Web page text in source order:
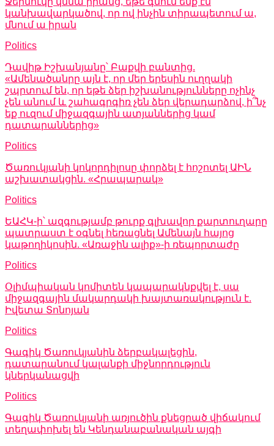
կանխավարկածով, որ ով ինչին տիրապետում ա,
մնում ա իրան
Politics
Դավիթ Իշխանյանը՝ Բաքվի բանտից.
«Ամենածանրը այն է, որ մեր երեսին ուղղակի
շպրտում են, որ եթե ձեր իշխանությունները ոչինչ
չեն անում և շահագրգիռ չեն ձեր վերադարձով, ի՞նչ
եք ուզում միջազգային ատյաններից կամ
դատարաններից»
Politics
Ծառուկյանի կոկորդիլոսը փորձել է հոշոտել ԱԻՆ
աշխատակցին. «Հրապարակ»
Politics
ԵԱՀԿ-ի՝ ազգությամբ թուրք գլխավոր քարտուղարը
պատրաստ է օգնել հեռացնել Ամենայն հայոց
կաթողիկոսին. «Առաջին ալիք»-ի ռեպորտաժը
Politics
Օլիմպիական կոմիտեն կապարակնքվել է, սա
միջազգային մակարդակի խայտառակություն է.
Իվետա Տոնոյան
Politics
Գագիկ Ծառուկյանին ձերբակալեցին,
դատարանում կալանքի միջնորդություն
կներկանացվի
Politics
Գագիկ Ծառուկյանի առյուծին քնեցրած վիճակում
տեղափոխել են Կենդանաբանական այգի